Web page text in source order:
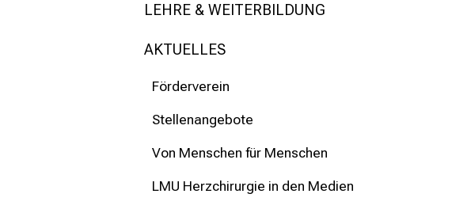
LEHRE & WEITERBILDUNG
AKTUELLES
Förderverein
Stellenangebote
Von Menschen für Menschen
LMU Herzchirurgie in den Medien